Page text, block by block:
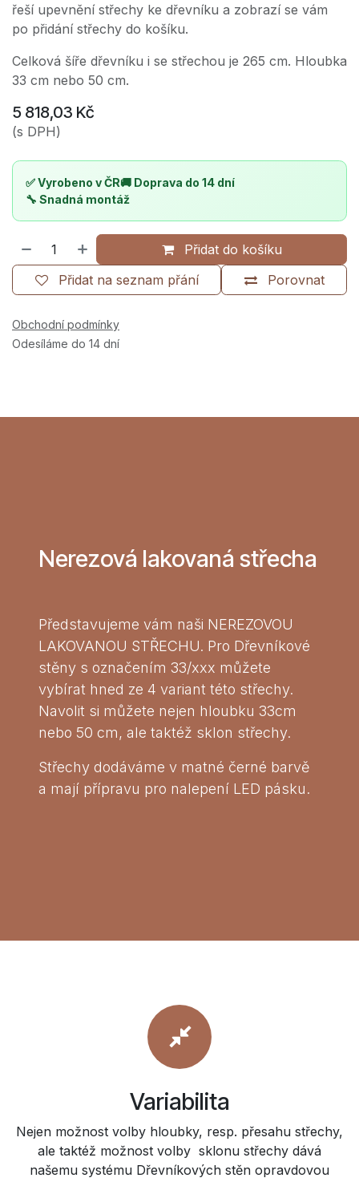
řeší upevnění střechy ke dřevníku a zobrazí se vám
po přidání střechy do košíku.
Celková šíře dřevníku i se střechou je 265 cm. Hloubka
33 cm nebo 50 cm.
5 818,03 Kč
(s DPH)
✅ Vyrobeno v ČR🚚 Doprava do 14 dní
🔧 Snadná montáž
Přidat do košíku
Porovnat
Přidat na seznam přání
Obchodní podmínky
Odesíláme do 14 dní
Nerezová lakovaná střecha
Představujeme vám naši NEREZOVOU
LAKOVANOU STŘECHU. Pro Dřevníkové
stěny s označením 33/xxx můžete
vybírat hned ze 4 variant této střechy.
Navolit si můžete nejen hloubku 33cm
nebo 50 cm, ale taktéž sklon střechy.
Střechy dodáváme v matné černé barvě
a mají přípravu pro nalepení LED pásku.
Variabilita
Nejen možnost volby hloubky, resp. přesahu střechy,
ale taktéž možnost volby sklonu střechy dává
našemu systému Dřevníkových stěn opravdovou